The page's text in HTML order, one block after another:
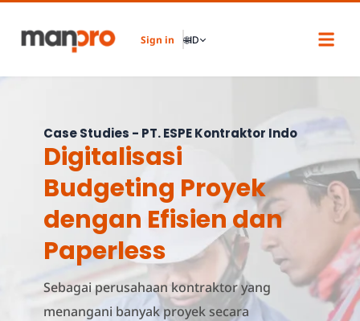
content
Sign in 🌐ID
Case Studies - PT. ESPE Kontraktor Indo
Digitalisasi
Budgeting Proyek
dengan Efisien dan
Paperless
Sebagai perusahaan kontraktor yang
menangani banyak proyek secara